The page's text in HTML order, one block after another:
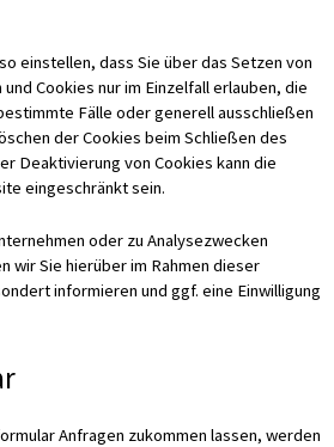
einstellen, dass Sie über das Setzen von
Cookies nur im Einzelfall erlauben, die
Fälle oder generell ausschließen
der Cookies beim Schließen des
Deaktivierung von Cookies kann die
eingeschränkt sein.
oder zu Analysezwecken
wir Sie hierüber im Rahmen dieser
informieren und ggf. eine Einwilligung
Anfragen zukommen lassen, werden